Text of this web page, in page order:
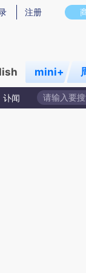
图存在偏差。不代表
注册
mini+
讣闻